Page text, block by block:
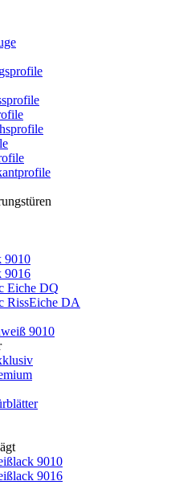
9010
9016
Eiche DQ
RissEiche DA
9010
9010
9016